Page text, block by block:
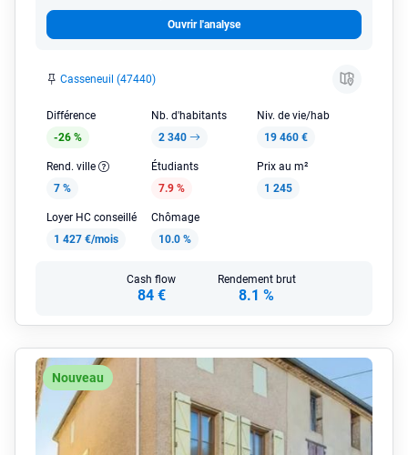
Ouvrir l'analyse
Casseneuil (47440)
Différence
-26 %
Nb. d'habitants
2 340
Niv. de vie/hab
19 460 €
Rend. ville
7 %
Étudiants
7.9 %
Prix au m²
1 245
Loyer HC conseillé
1 427 €/mois
Chômage
10.0 %
Cash flow
84 €
Rendement brut
8.1 %
Nouveau